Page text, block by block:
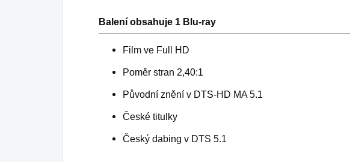
Balení obsahuje 1 Blu-ray
Film ve Full HD
Poměr stran 2,40:1
Původní znění v DTS-HD MA 5.1
České titulky
Český dabing v DTS 5.1